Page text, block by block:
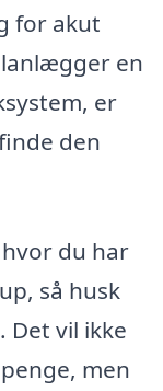
for akut
en
er
den
du har
så husk
vil ikke
men